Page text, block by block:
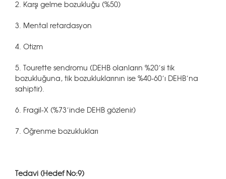
2. Karşı gelme bozukluğu (%50)
3. Mental retardasyon
4. Otizm
5. Tourette sendromu (DEHB olanların %20’si tik
bozukluğuna, tik bozukluklarının ise %40-60’ı DEHB’na
sahiptir).
6. Fragil-X (%73’inde DEHB gözlenir)
7. Öğrenme bozuklukları
Tedavi (Hedef No:9)